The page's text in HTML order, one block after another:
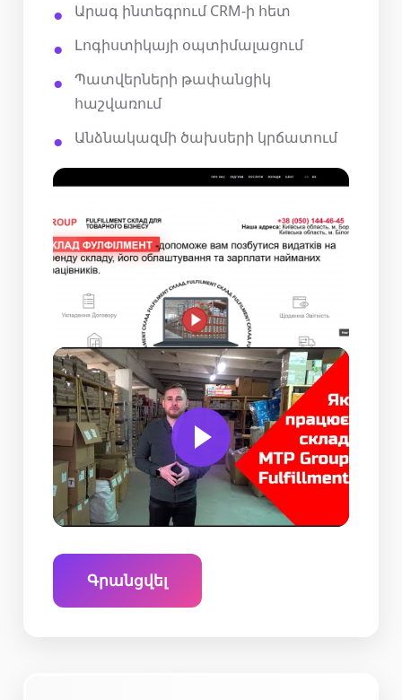
Արագ ինտեգրում CRM-ի հետ
Լոգիստիկայի օպտիմալացում
Պատվերների թափանցիկ
հաշվառում
Անձնակազմի ծախսերի կրճատում
Գրանցվել